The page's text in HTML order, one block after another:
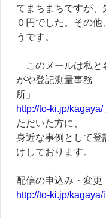
てまちまちですが、
０円でした。その
うです。
このメールは私と
がや登記測量事務
所」
http://to-ki.jp/kagaya/
ただいた方に、
身近な事例として登
けしております。
配信の申込み・変更
http://to-ki.jp/kagaya/